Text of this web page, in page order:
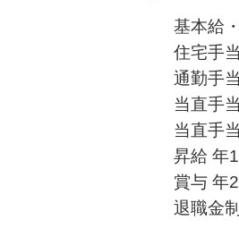
基本給
住宅手
通勤手
当直手
当直手
昇給 年
賞与 年
退職金